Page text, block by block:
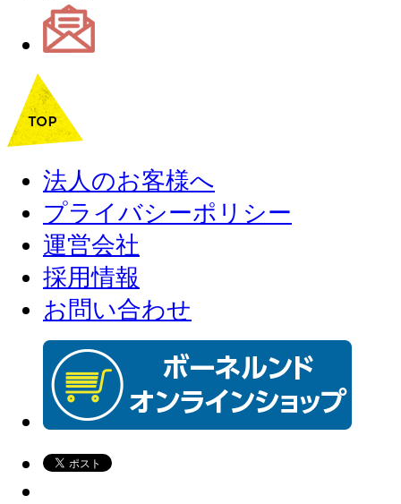
法人のお客様へ
プライバシーポリシー
運営会社
採用情報
お問い合わせ